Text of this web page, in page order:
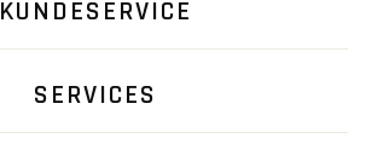
KUNDESERVICE
SERVICES